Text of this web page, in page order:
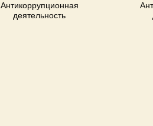
Антикоррупционная
деятельность